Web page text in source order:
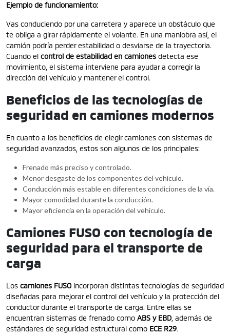
Ejemplo de funcionamiento:
Vas conduciendo por una carretera y aparece un obstáculo que
te obliga a girar rápidamente el volante. En una maniobra así, el
camión podría perder estabilidad o desviarse de la trayectoria.
Cuando el control de estabilidad en camiones detecta ese
movimiento, el sistema interviene para ayudar a corregir la
dirección del vehículo y mantener el control.
Beneficios de las tecnologías de
seguridad en camiones modernos
En cuanto a los beneficios de elegir camiones con sistemas de
seguridad avanzados, estos son algunos de los principales:
Frenado más preciso y controlado.
Menor desgaste de los componentes del vehículo.
Conducción más estable en diferentes condiciones de la vía.
Mayor comodidad durante la conducción.
Mayor eficiencia en la operación del vehículo.
Camiones FUSO con tecnología de
seguridad para el transporte de
carga
Los camiones FUSOincorporan distintas tecnologías de seguridad
diseñadas para mejorar el control del vehículo y la protección del
conductor durante el transporte de carga. Entre ellas se
encuentran sistemas de frenado como ABS y EBD , además de
estándares de seguridad estructural como ECE R29.